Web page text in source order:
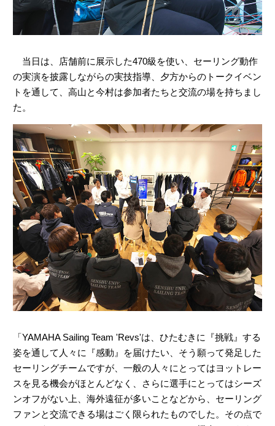
当日は、店舗前に展示した470級を使い、セーリング動作
の実演を披露しながらの実技指導、夕方からのトークイベン
トを通して、高山と今村は参加者たちと交流の場を持ちまし
た。
「YAMAHA Sailing Team 'Revs'は、ひたむきに『挑戦』する
姿を通して人々に『感動』を届けたい、そう願って発足した
セーリングチームですが、一般の人々にとってはヨットレー
スを見る機会がほとんどなく、さらに選手にとってはシーズ
ンオフがない上、海外遠征が多いことなどから、セーリング
ファンと交流できる場はごく限られたものでした。その点で